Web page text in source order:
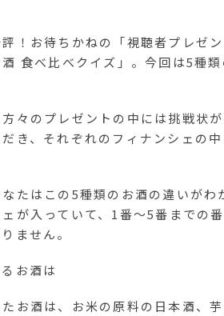
！お待ちかねの「視聴者プレゼ
食べ比べクイズ」。今回は5種
々のプレゼントの中には挑戦状
き、それぞれのフィナンシェの
たはこの5種類のお酒の違いが
が入っていて、1番～5番までの
ません。
お酒は
お酒は、お米の原料の日本酒、